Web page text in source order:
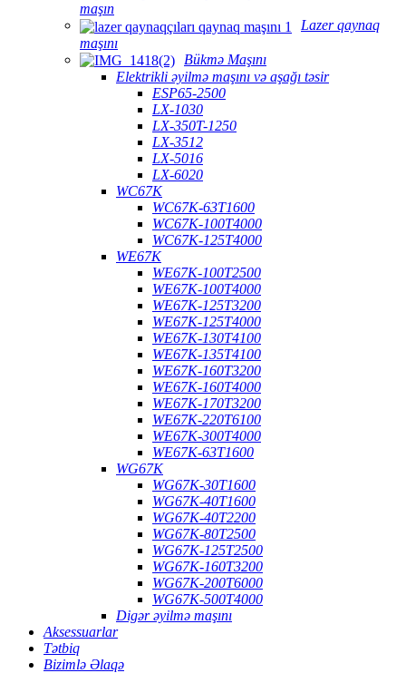
maşın
Lazer qaynaq
maşını
Bükmə Maşını
Elektrikli əyilmə maşını və aşağı təsir
ESP65-2500
LX-1030
LX-350T-1250
LX-3512
LX-5016
LX-6020
WC67K
WC67K-63T1600
WC67K-100T4000
WC67K-125T4000
WE67K
WE67K-100T2500
WE67K-100T4000
WE67K-125T3200
WE67K-125T4000
WE67K-130T4100
WE67K-135T4100
WE67K-160T3200
WE67K-160T4000
WE67K-170T3200
WE67K-220T6100
WE67K-300T4000
WE67K-63T1600
WG67K
WG67K-30T1600
WG67K-40T1600
WG67K-40T2200
WG67K-80T2500
WG67K-125T2500
WG67K-160T3200
WG67K-200T6000
WG67K-500T4000
Digər əyilmə maşını
Aksessuarlar
Tətbiq
Bizimlə Əlaqə